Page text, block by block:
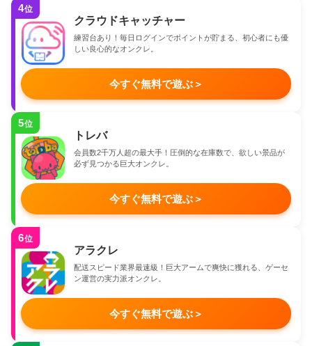
4位
クラウドキャッチャー
練習台あり！毎日ログインでポイントが貯まる、初心者にも優
しい良心的なオンクレ。
今すぐ無料で遊ぶ＞
5位
トレバ
会員数2千万人超の最大手！圧倒的な在庫数で、欲しい景品が
必ず見つかる巨大オンクレ。
今すぐ無料で遊ぶ＞
6位
アラクレ
配送スピード業界最速級！巨大アームで爽快に獲れる、ゲーセ
ン運営の実力派オンクレ。
今すぐ無料で遊ぶ＞